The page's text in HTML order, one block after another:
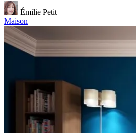
Émilie Petit
Maison